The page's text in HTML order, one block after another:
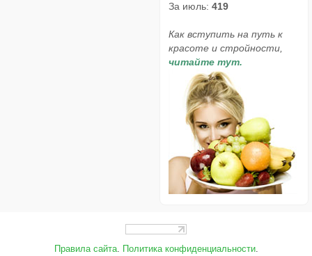
За июль: 419
Как вступить на путь к
красоте и стройности,
читайте тут.
Правила сайта. Политика конфиденциальности.